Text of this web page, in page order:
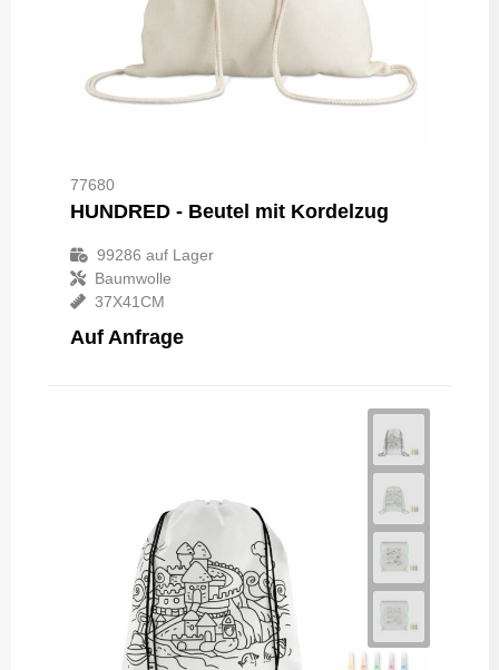
77680
HUNDRED - Beutel mit Kordelzug
99286 auf Lager
Baumwolle
37X41CM
Auf Anfrage